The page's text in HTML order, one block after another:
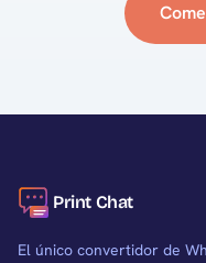
Print Chat
El único convertidor de